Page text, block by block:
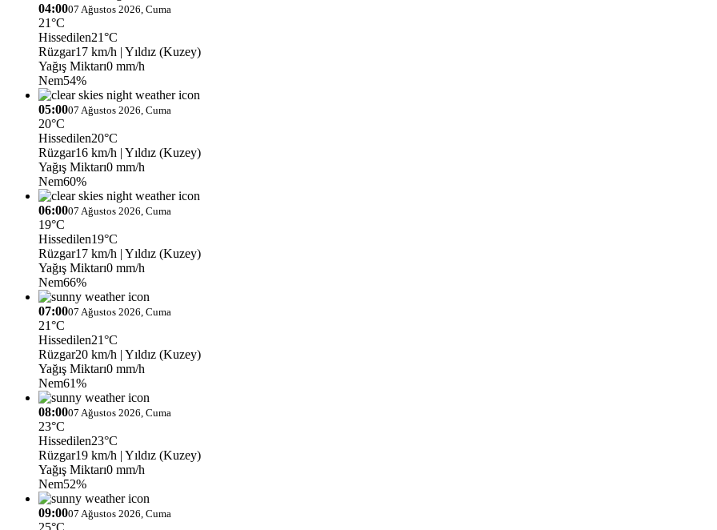
04:0007 Ağustos 2026, Cuma
21°C
Hissedilen21°C
Rüzgar17 km/h | Yıldız (Kuzey)
Yağış Miktarı0 mm/h
Nem54%
05:0007 Ağustos 2026, Cuma
20°C
Hissedilen20°C
Rüzgar16 km/h | Yıldız (Kuzey)
Yağış Miktarı0 mm/h
Nem60%
06:0007 Ağustos 2026, Cuma
19°C
Hissedilen19°C
Rüzgar17 km/h | Yıldız (Kuzey)
Yağış Miktarı0 mm/h
Nem66%
07:0007 Ağustos 2026, Cuma
21°C
Hissedilen21°C
Rüzgar20 km/h | Yıldız (Kuzey)
Yağış Miktarı0 mm/h
Nem61%
08:0007 Ağustos 2026, Cuma
23°C
Hissedilen23°C
Rüzgar19 km/h | Yıldız (Kuzey)
Yağış Miktarı0 mm/h
Nem52%
09:0007 Ağustos 2026, Cuma
25°C